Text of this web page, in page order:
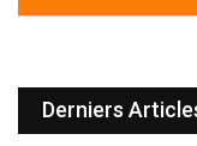
Derniers